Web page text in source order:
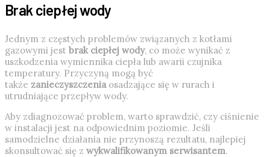
Brak ciepłej wody
Jednym z częstych problemów związanych z kotłami
gazowymi jest brak ciepłej wody, co może wynikać z
uszkodzenia wymiennika ciepła lub awarii czujnika
temperatury. Przyczyną mogą być
także zanieczyszczeniaosadzające się w rurach i
utrudniające przepływ wody.
Aby zdiagnozować problem, warto sprawdzić, czy ciśnienie
w instalacji jest na odpowiednim poziomie. Jeśli
samodzielne działania nie przynoszą rezultatu, najlepiej
skonsultować się z wykwalifikowanym serwisantem.